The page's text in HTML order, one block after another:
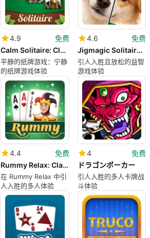
4.9
免费
Calm Solitaire: Classic Card
平静的纸牌游戏：宁静
的纸牌游戏体验
4.6
免费
Jigmagic Solitaire - Puzzle
引人入胜且放松的益智
游戏体验
4.4
免费
Rummy Relax: Classic Card Game
在 Rummy Relax 中引
人入胜的多人体验
4
免费
ドラゴンポーカー
引人入胜的多人卡牌战
斗体验